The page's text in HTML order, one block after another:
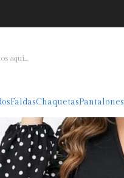
FaldasChaquetasPantalones